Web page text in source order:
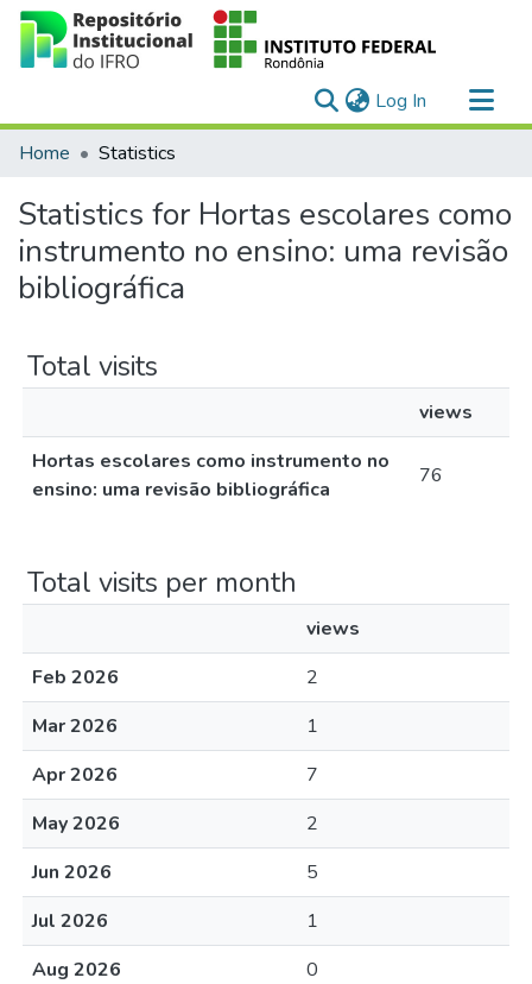
Log In (current)
Communities & Collections
Home Statistics
Statistics for Hortas escolares como
instrumento no ensino: uma revisão
bibliográfica
Total visits
views
Hortas escolares como instrumento no
ensino: uma revisão bibliográfica
76
Total visits per month
views
Feb 2026
2
Mar 2026
1
Apr 2026
7
May 2026
2
Jun 2026
5
Jul 2026
1
Aug 2026
0